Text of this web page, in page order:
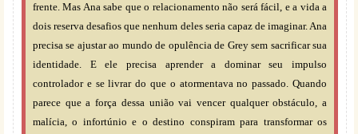
frente. Mas Ana sabe que o relacionamento não será fácil, e a vida a
dois reserva desafios que nenhum deles seria capaz de imaginar. Ana
precisa se ajustar ao mundo de opulência de Grey sem sacrificar sua
identidade. E ele precisa aprender a dominar seu impulso
controlador e se livrar do que o atormentava no passado. Quando
parece que a força dessa união vai vencer qualquer obstáculo, a
malícia, o infortúnio e o destino conspiram para transformar os